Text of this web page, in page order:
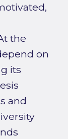
the
on
its
and